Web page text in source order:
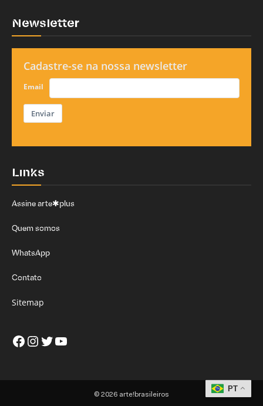
Newsletter
Cadastre-se na nossa newsletter
Email
Enviar
Links
Assine arte✱plus
Quem somos
WhatsApp
Contato
Sitemap
Facebook
Instagram
Twitter
Youtube
© 2026 arte!brasileiros
PT